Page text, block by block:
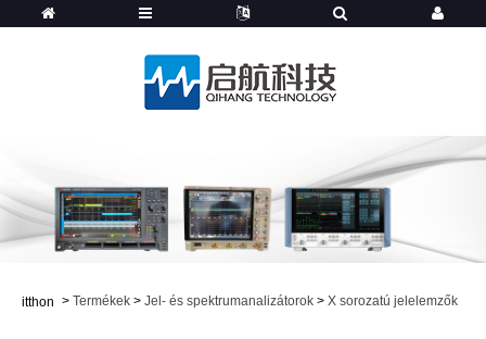
itthon > Termékek > Jel- és spektrumanalizátorok > X sorozatú jelelemzők